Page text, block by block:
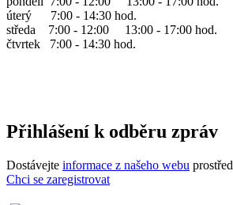
úterý 7:00 - 14:30 hod.
středa 7:00 - 12:00 13:00 - 17:00 hod.
čtvrtek 7:00 - 14:30 hod.
Přihlášení k odběru zpráv
Dostávejte informace z našeho webu
Chci se zaregistrovat